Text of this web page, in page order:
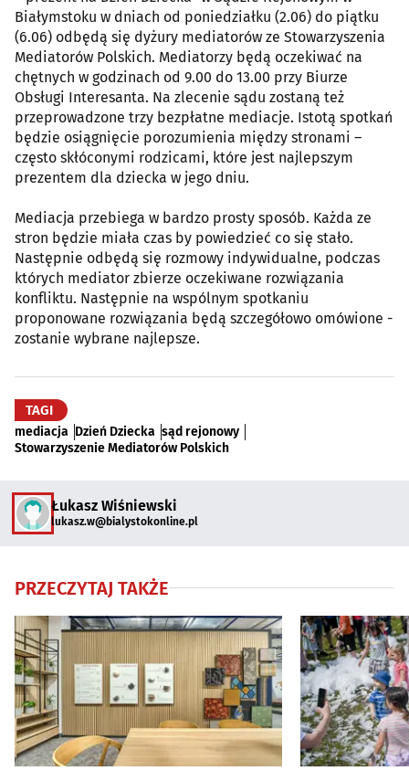
Białymstoku w dniach od poniedziałku (2.06) do piątku
(6.06) odbędą się dyżury mediatorów ze Stowarzyszenia
Mediatorów Polskich. Mediatorzy będą oczekiwać na
chętnych w godzinach od 9.00 do 13.00 przy Biurze
Obsługi Interesanta. Na zlecenie sądu zostaną też
przeprowadzone trzy bezpłatne mediacje. Istotą spotkań
będzie osiągnięcie porozumienia między stronami –
często skłóconymi rodzicami, które jest najlepszym
prezentem dla dziecka w jego dniu.
Mediacja przebiega w bardzo prosty sposób. Każda ze
stron będzie miała czas by powiedzieć co się stało.
Następnie odbędą się rozmowy indywidualne, podczas
których mediator zbierze oczekiwane rozwiązania
konfliktu. Następnie na wspólnym spotkaniu
proponowane rozwiązania będą szczegółowo omówione -
zostanie wybrane najlepsze.
TAGI
mediacja Dzień Dziecka sąd rejonowy
Stowarzyszenie Mediatorów Polskich
Łukasz Wiśniewski
lukasz.w@bialystokonline.pl
PRZECZYTAJ TAKŻE